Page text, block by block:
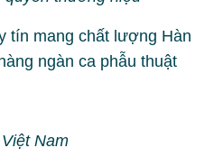
tín mang chất lượng Hàn
ngàn ca phẫu thuật
Nam